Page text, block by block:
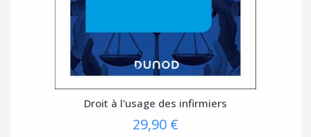
Droit à l'usage des infirmiers
29,90 €